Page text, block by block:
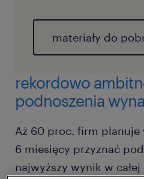
materiały do
rekordowo
podnoszenia
Aż 60 proc. firm
6 miesięcy przyznać
najwyższy wynik w